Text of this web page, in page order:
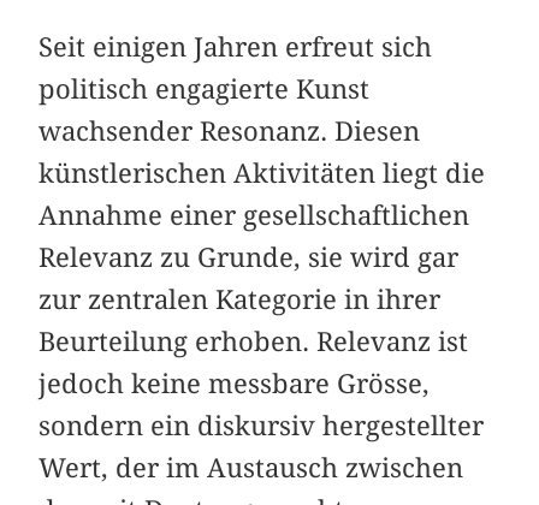
Seit einigen Jahren erfreut sich
politisch engagierte Kunst
wachsender Resonanz. Diesen
künstlerischen Aktivitäten liegt die
Annahme einer gesellschaftlichen
Relevanz zu Grunde, sie wird gar
zur zentralen Kategorie in ihrer
Beurtei­lung erhoben. Relevanz ist
jedoch keine messbare Grösse,
sondern ein diskursiv hergestellter
Wert, der im Austausch zwischen